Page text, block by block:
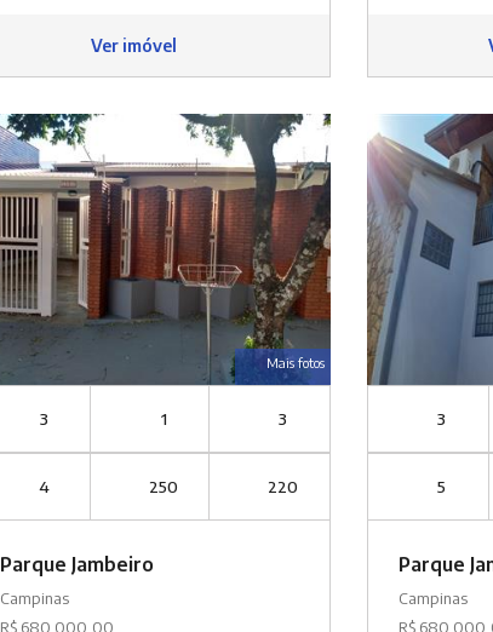
Ver imóvel
Mais fotos
3 1 3
4 250 220
Parque Jambeiro
Campinas
R$ 680.000,00
3
5
Parque
Campinas
R$